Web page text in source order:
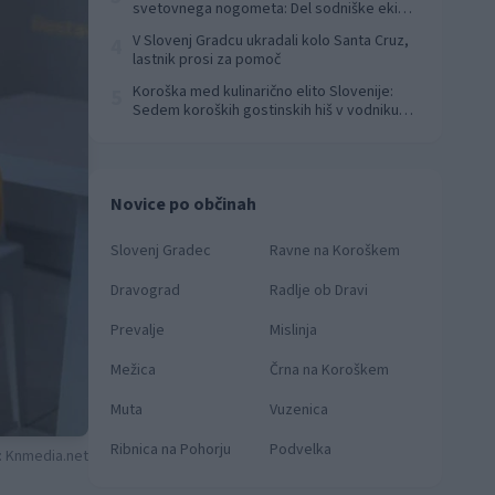
Knmedia.net
svetovnega nogometa: Del sodniške ekipe
V Slovenj Gradcu ukradali kolo Santa Cruz,
lastnik prosi za pomoč
Koroška med kulinarično elito Slovenije:
Sedem koroških gostinskih hiš v vodniku
Novice po občinah
Slovenj Gradec
Ravne na Koroškem
Dravograd
Radlje ob Dravi
Prevalje
Mislinja
Mežica
Črna na Koroškem
Muta
Vuzenica
Ribnica na Pohorju
Podvelka